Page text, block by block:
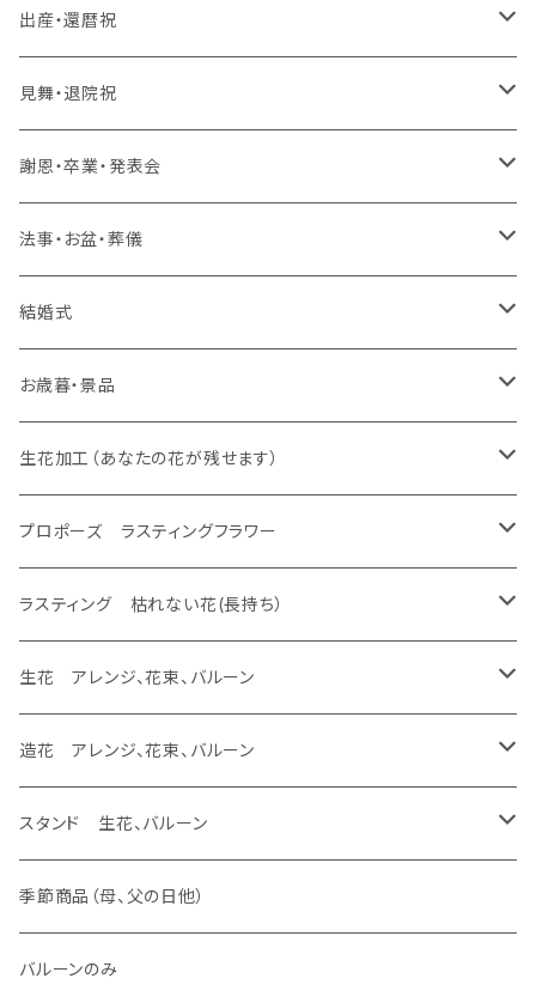
ラスティング アレンジ、枯れない花
バルーンのみ
生花 アレンジ
ラスティング 花束、枯れない花
ラスティング アレンジ、枯れない花
スタンド 生花
スタンド 生花、バルーン
バルーンのみ
プロポーズ ラスティングフラワー
ドーム
フレーム
生花 アレンジ、バルーン
生花 アレンジ
造花 アレンジ、花束、バルーン
ラスティング 花束、枯れない花
ラスティング アレンジ、枯れない花
スタンド 生花
スタンド 生花、バルーン
バルーンのみ
生花 アレンジ、花束、バルーン
生花 アレンジ、バルーン
生花 アレンジ
造花 アレンジ、花束、バルーン
ラスティング 花束、枯れない花
ラスティング アレンジ、枯れない花
スタンド 生花
スタンド 生花、バルーン
バルーンのみ
出産・還暦祝
生花 アレンジ、花束、バルーン
生花 アレンジ、バルーン
生花 アレンジ
造花 アレンジ、花束、バルーン
ラスティング 花束、枯れない花
ラスティング アレンジ、枯れない花
スタンド 生花
スタンド 生花、バルーン
バルーンのみ
見舞・退院祝
生花 アレンジ、花束、バルーン
生花 アレンジ、バルーン
生花 アレンジ
造花 アレンジ、花束、バルーン
ラスティング 花束、枯れない花
ラスティング アレンジ、枯れない花
スタンド 生花
スタンド 生花、バルーン
バルーンのみ
謝恩・卒業・発表会
生花 アレンジ、花束、バルーン
生花 アレンジ、バルーン
生花 アレンジ
造花 アレンジ、花束、バルーン
ラスティング 花束、枯れない花
ラスティング アレンジ、枯れない花
スタンド 生花
スタンド 生花、バルーン
バルーンのみ
法事・お盆・葬儀
生花 アレンジ、花束、バルーン
生花 アレンジ、バルーン
生花 アレンジ
造花 アレンジ、花束、バルーン
ラスティング 花束、枯れない花
ラスティング アレンジ、枯れない花
スタンド 生花
スタンド 生花、バルーン
バルーンのみ
結婚式
生花 アレンジ、花束、バルーン
生花 アレンジ、バルーン
生花 アレンジ
造花 アレンジ、花束、バルーン
ラスティング 花束、枯れない花
ラスティング アレンジ、枯れない花
スタンド 生花
スタンド 生花、バルーン
バルーンのみ
生花加工（あなたの花が残せます）
あなたの花が残せます ドーム
お歳暮・景品
生花 アレンジ、花束、バルーン
生花 アレンジ、バルーン
生花 アレンジ
造花 アレンジ、花束、バルーン
ラスティング 花束、枯れない花
ラスティング アレンジ、枯れない花
スタンド 生花
スタンド 生花、バルーン
バルーンのみ
生花加工（あなたの花が残せます）
あなたの花が残せます ドーム
あなたの花が残せます フレーム
あなたの花が残せます フラージュ
あなたの花が残せます エッチング
プロポーズ ラスティングフラワー
ドーム
フレーム
ラスティング 枯れない花(長持ち）
ラスティング アレンジ、バルーン
ラスティング 花束、バルーン
ラスティング アレンジ
ラスティング 花束
ラスティング 素材
生花 アレンジ、花束、バルーン
生花 アレンジ、バルーン
生花 アレンジ、ウェディング ヴーケ
生花 アレンジ
生花 花束、バルーン
造花 アレンジ、花束、バルーン
造花 アレンジ、バルーン
造花 アレンジ
造花 花束、バルーン
スタンド 生花、バルーン
スタンド 生花
スタンド 生花、バルーン
季節商品（母、父の日他）
バルーンのみ